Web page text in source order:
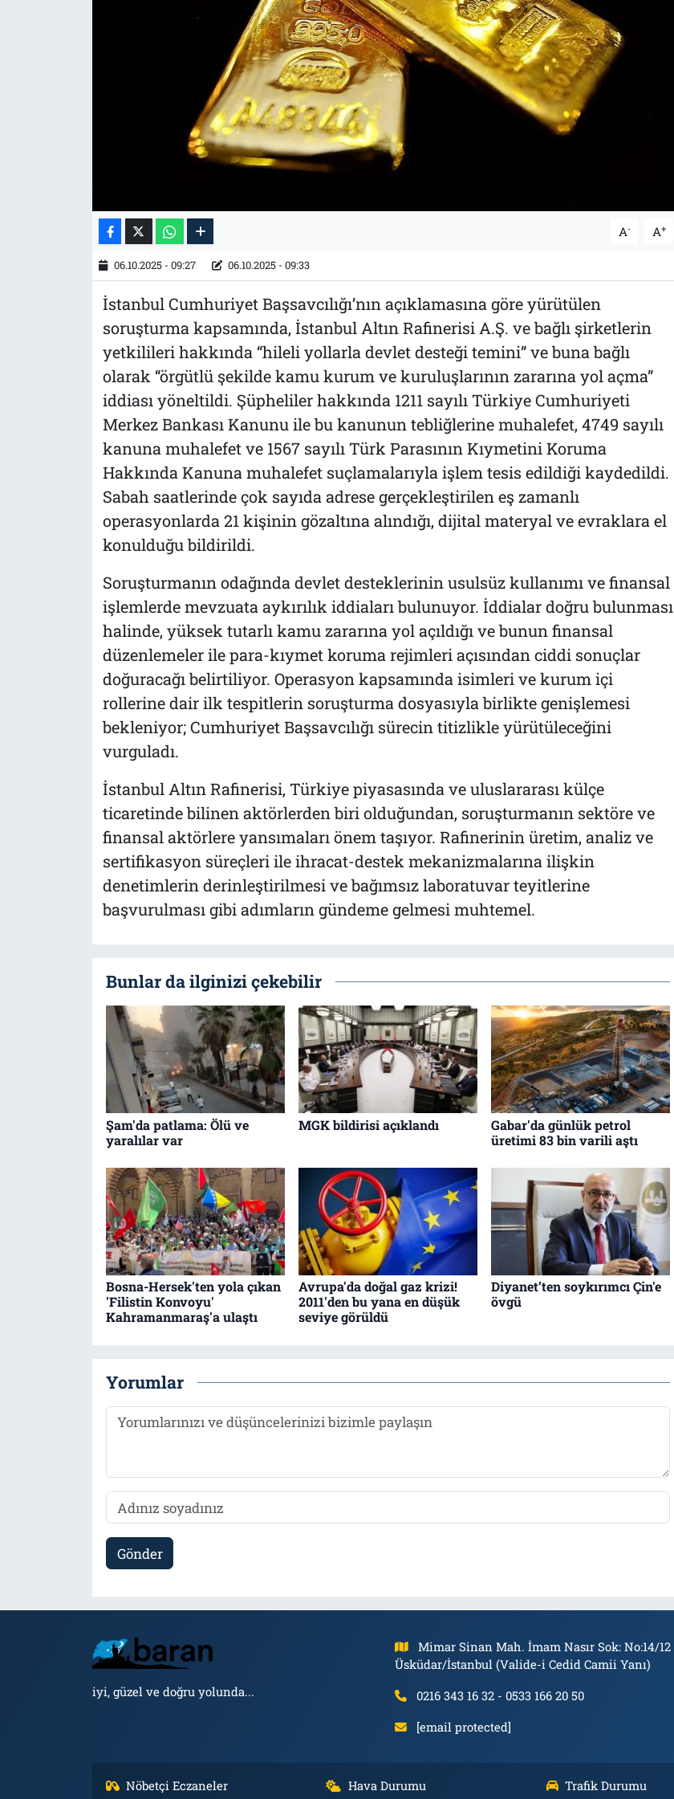
A- A+
06.10.2025 - 09:27 06.10.2025 - 09:33
İstanbul Cumhuriyet Başsavcılığı’nın açıklamasına göre yürütülen
soruşturma kapsamında, İstanbul Altın Rafinerisi A.Ş. ve bağlı şirketlerin
yetkilileri hakkında “hileli yollarla devlet desteği temini” ve buna bağlı
olarak “örgütlü şekilde kamu kurum ve kuruluşlarının zararına yol açma”
iddiası yöneltildi. Şüpheliler hakkında 1211 sayılı Türkiye Cumhuriyeti
Merkez Bankası Kanunu ile bu kanunun tebliğlerine muhalefet, 4749 sayılı
kanuna muhalefet ve 1567 sayılı Türk Parasının Kıymetini Koruma
Hakkında Kanuna muhalefet suçlamalarıyla işlem tesis edildiği kaydedildi.
Sabah saatlerinde çok sayıda adrese gerçekleştirilen eş zamanlı
operasyonlarda 21 kişinin gözaltına alındığı, dijital materyal ve evraklara el
konulduğu bildirildi.
Soruşturmanın odağında devlet desteklerinin usulsüz kullanımı ve finansal
işlemlerde mevzuata aykırılık iddiaları bulunuyor. İddialar doğru bulunması
halinde, yüksek tutarlı kamu zararına yol açıldığı ve bunun finansal
düzenlemeler ile para-kıymet koruma rejimleri açısından ciddi sonuçlar
doğuracağı belirtiliyor. Operasyon kapsamında isimleri ve kurum içi
rollerine dair ilk tespitlerin soruşturma dosyasıyla birlikte genişlemesi
bekleniyor; Cumhuriyet Başsavcılığı sürecin titizlikle yürütüleceğini
vurguladı.
İstanbul Altın Rafinerisi, Türkiye piyasasında ve uluslararası külçe
ticaretinde bilinen aktörlerden biri olduğundan, soruşturmanın sektöre ve
finansal aktörlere yansımaları önem taşıyor. Rafinerinin üretim, analiz ve
sertifikasyon süreçleri ile ihracat-destek mekanizmalarına ilişkin
denetimlerin derinleştirilmesi ve bağımsız laboratuvar teyitlerine
başvurulması gibi adımların gündeme gelmesi muhtemel.
Bunlar da ilginizi çekebilir
Şam'da patlama: Ölü ve
yaralılar var
MGK bildirisi açıklandı
Gabar'da günlük petrol
üretimi 83 bin varili aştı
Bosna-Hersek'ten yola çıkan
'Filistin Konvoyu'
Kahramanmaraş'a ulaştı
Avrupa'da doğal gaz krizi!
2011'den bu yana en düşük
seviye görüldü
Diyanet’ten soykırımcı Çin'e
övgü
Yorumlar
Gönder
iyi, güzel ve doğru yolunda...
Mimar Sinan Mah. İmam Nasır Sok: No:14/12
Üsküdar/İstanbul (Valide-i Cedid Camii Yanı)
0216 343 16 32 - 0533 166 20 50
[email protected]
Nöbetçi Eczaneler Hava Durumu Trafik Durumu